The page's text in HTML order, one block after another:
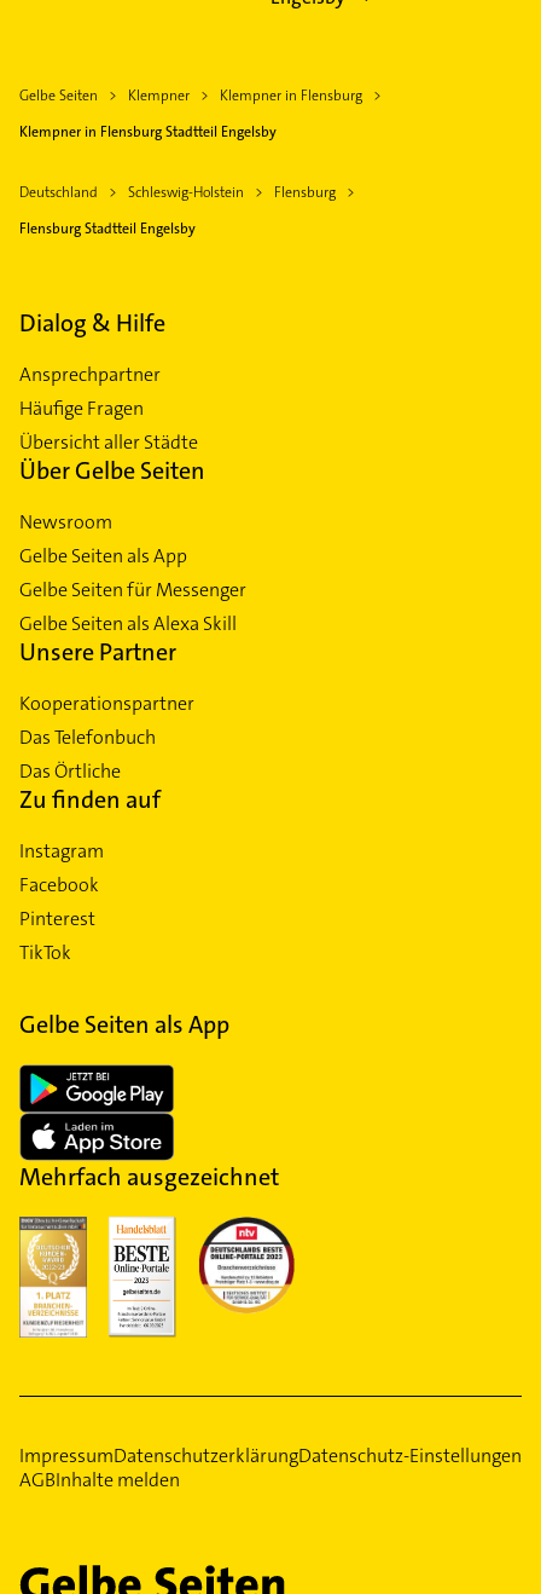
Gelbe Seiten Klempner
Klempner in Flensburg
Klempner in Flensburg Stadtteil Engelsby
Deutschland Schleswig-Holstein
Flensburg
Flensburg Stadtteil Engelsby
Dialog & Hilfe
Ansprechpartner
Häufige Fragen
Übersicht aller Städte
Über Gelbe Seiten
Newsroom
Gelbe Seiten als App
Gelbe Seiten für Messenger
Gelbe Seiten als Alexa Skill
Unsere Partner
Kooperationspartner
Das Telefonbuch
Das Örtliche
Zu finden auf
Instagram
Facebook
Pinterest
TikTok
Gelbe Seiten als App
Mehrfach ausgezeichnet
ImpressumDatenschutzerklärungDatenschutz-Einstellungen
AGBInhalte melden